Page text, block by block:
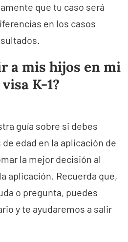
que tu caso será
en los casos
a mis hijos en mi
K-1?
guía sobre si debes
edad en la aplicación de
la mejor decisión al
aplicación. Recuerda que,
o pregunta, puedes
y te ayudaremos a salir